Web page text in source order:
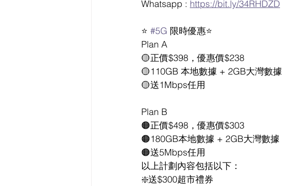
Whatsapp : https://bit.ly/34RHDZD
⭐️ #5G 限時優惠⭐️
Plan A
🟡正價$398，優惠價$238
🟡110GB 本地數據 + 2GB大灣數據
🟡送1Mbps任用
Plan B
🟠正價$498，優惠價$303
🟠180GB本地數據 + 2GB大灣數據
🟠送5Mbps任用
以上計劃內容包括以下：
❇️送$300超市禮券